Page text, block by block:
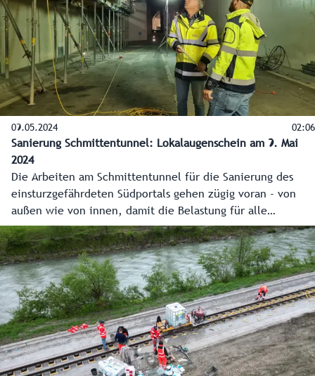
Ressourcenschonung geachtet - Künstliche Intelligenz hilft
dabei.
09.05.2024 02:06
Sanierung Schmittentunnel: Lokalaugenschein am 9. Mai
2024
Die Arbeiten am Schmittentunnel für die Sanierung des
einsturzgefährdeten Südportals gehen zügig voran - von
außen wie von innen, damit die Belastung für alle
Betroffenen so gering wie möglich ausfällt.